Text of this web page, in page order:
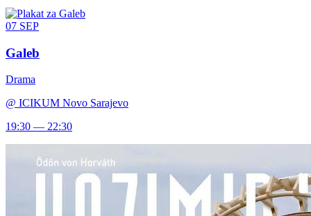
07 SEP
Galeb
Drama
@ ICIKUM Novo Sarajevo
19:30 — 22:30